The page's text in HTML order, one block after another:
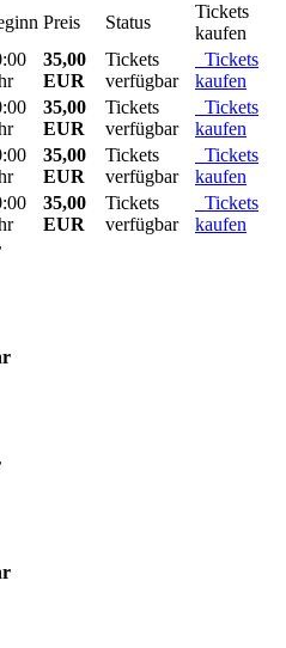
Preis Status
Tickets
kaufen
35,00
EUR
Tickets
verfügbar
Tickets
kaufen
35,00
EUR
Tickets
verfügbar
Tickets
kaufen
35,00
EUR
Tickets
verfügbar
Tickets
kaufen
35,00
EUR
Tickets
verfügbar
Tickets
kaufen